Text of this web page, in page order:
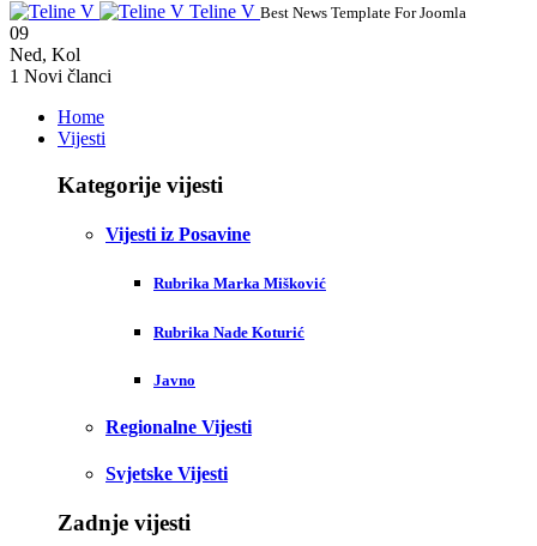
Teline V Best News Template For Joomla
09
Ned, Kol
1 Novi članci
Home
Vijesti
Kategorije vijesti
Vijesti iz Posavine
Rubrika Marka Mišković
Rubrika Nade Koturić
Javno
Regionalne Vijesti
Svjetske Vijesti
Zadnje vijesti